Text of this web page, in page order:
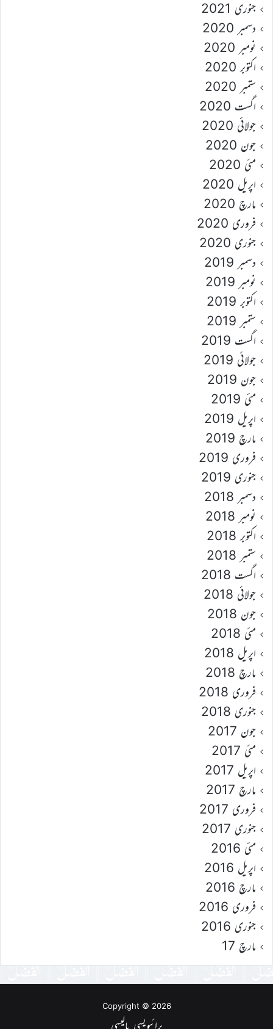
جنوری 2021
دسمبر 2020
نومبر 2020
اکتوبر 2020
ستمبر 2020
اگست 2020
جولائی 2020
جون 2020
مئی 2020
اپریل 2020
مارچ 2020
فروری 2020
جنوری 2020
دسمبر 2019
نومبر 2019
اکتوبر 2019
ستمبر 2019
اگست 2019
جولائی 2019
جون 2019
مئی 2019
اپریل 2019
مارچ 2019
فروری 2019
جنوری 2019
دسمبر 2018
نومبر 2018
اکتوبر 2018
ستمبر 2018
اگست 2018
جولائی 2018
جون 2018
مئی 2018
اپریل 2018
مارچ 2018
فروری 2018
جنوری 2018
جون 2017
مئی 2017
اپریل 2017
مارچ 2017
فروری 2017
جنوری 2017
مئی 2016
اپریل 2016
مارچ 2016
فروری 2016
جنوری 2016
مارچ 17
Copyright © 2026
پرائیویسی پالیسی